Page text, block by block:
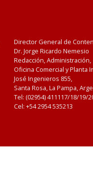
Director General de
Dr. Jorge Ricardo Nemesio
Redacción, Administración,
Oficina Comercial y Planta
José Ingenieros 855,
Santa Rosa, La Pampa,
Tel: (02954) 411117/18/19/
Cel: +54 2954 535213